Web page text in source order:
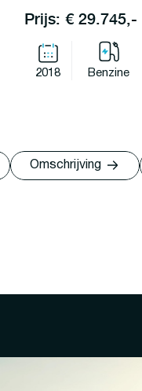
Prijs: € 29.745,-
2018 Benzine
Omschrijving